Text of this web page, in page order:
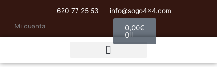
contenido
620 77 25 53
info@sogo4x4.com
Mi cuenta
0,00€
0
Carrito